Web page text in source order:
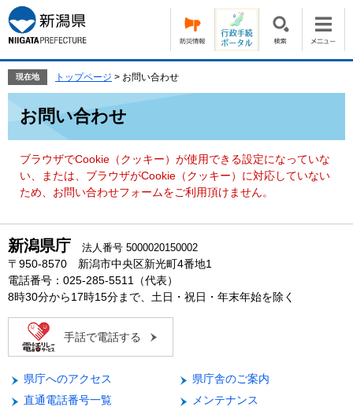
ー
ジ
の
頭
す。
ニ
ュ
ー
飛
て
現在地 トップページ > お問い合わせ
お問い合わせ
ブラウザでCookie（クッキー）が使用できる設定になっていな
い、または、ブラウザがCookie（クッキー）に対応していない
ため、お問い合わせフォームをご利用頂けません。
新潟県庁 法人番号 5000020150002
〒950-8570 新潟市中央区新光町4番地1
電話番号：025-285-5511（代表）
8時30分から17時15分まで、土日・祝日・年末年始を除く
手話で電話する
県庁へのアクセス
県庁舎のご案内
直通電話番号一覧
メンテナンス